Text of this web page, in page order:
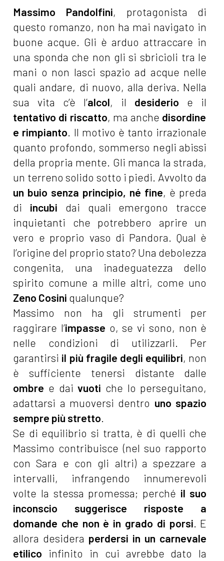
Massimo Pandolfini, protagonista di
questo romanzo, non ha mai navigato in
buone acque. Gli è arduo attraccare in
una sponda che non gli si sbricioli tra le
mani o non lasci spazio ad acque nelle
quali andare, di nuovo, alla deriva. Nella
sua vita c’è l’alcol, il desiderio e il
tentativo di riscatto, ma anche disordine
e rimpianto . Il motivo è tanto irrazionale
quanto profondo, sommerso negli abissi
della propria mente. Gli manca la strada,
un terreno solido sotto i piedi. Avvolto da
un buio senza principio, né fine, è preda
di incubi dai quali emergono tracce
inquietanti che potrebbero aprire un
vero e proprio vaso di Pandora. Qual è
l’origine del proprio stato? Una debolezza
congenita, una inadeguatezza dello
spirito comune a mille altri, come uno
Zeno Cosini qualunque?
Massimo non ha gli strumenti per
raggirare l’impasse o, se vi sono, non è
nelle condizioni di utilizzarli. Per
garantirsi il più fragile degli equilibri, non
è sufficiente tenersi distante dalle
ombre e daivuoti che lo perseguitano,
adattarsi a muoversi dentro uno spazio
sempre più stretto
Se di equilibrio si tratta, è di quelli che
Massimo contribuisce (nel suo rapporto
con Sara e con gli altri) a spezzare a
intervalli, infrangendo innumerevoli
volte la stessa promessa; perché il suo
inconscio suggerisce risposte a
domande che non è in grado di porsi . E
allora desidera perdersi in un carnevale
etilico infinito in cui avrebbe dato la